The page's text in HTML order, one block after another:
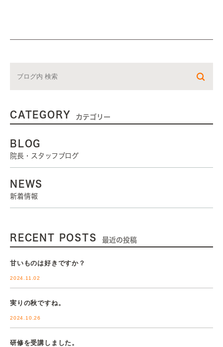
CATEGORY カテゴリー
BLOG
院長・スタッフブログ
NEWS
新着情報
RECENT POSTS 最近の投稿
甘いものは好きですか？
2024.11.02
実りの秋ですね。
2024.10.26
研修を受講しました。